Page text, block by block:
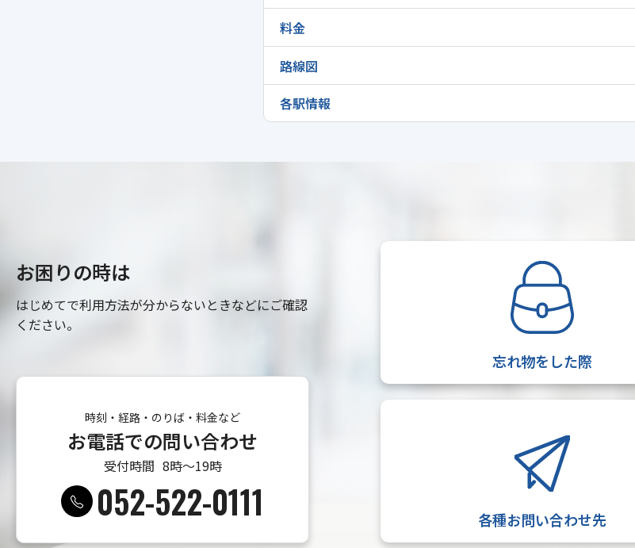
料金
路線図
各駅情報
お困りの時は
はじめてで利用方法が分からないときなどにご確認
ください。
忘れ物をした際
各種お問い合わせ先
時刻・経路・のりば・料金など
お電話での問い合わせ
受付時間 8時〜19時
052-522-0111